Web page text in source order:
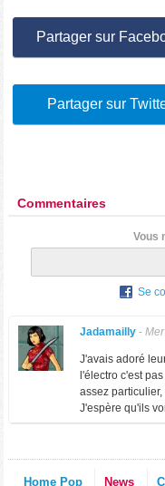
Partager sur
Partager sur
Commentaires
Vous
Se
Jadamailly-
J'avais adoré
l'électro c'est
assez
J'espère qu'ils
Home Pop News